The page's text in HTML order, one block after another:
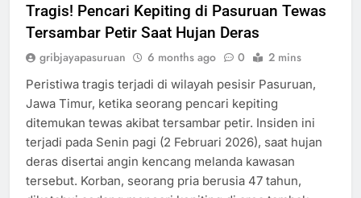
Tragis! Pencari Kepiting di Pasuruan Tewas
Tersambar Petir Saat Hujan Deras
gribjayapasuruan 6 months ago 0 2 mins
Peristiwa tragis terjadi di wilayah pesisir Pasuruan,
Jawa Timur, ketika seorang pencari kepiting
ditemukan tewas akibat tersambar petir. Insiden ini
terjadi pada Senin pagi (2 Februari 2026), saat hujan
deras disertai angin kencang melanda kawasan
tersebut. Korban, seorang pria berusia 47 tahun,